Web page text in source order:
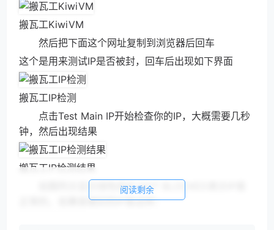
搬瓦工KiwiVM
然后把下面这个网址复制到浏览器后回车
这个是用来测试IP是否被封，回车后出现如下界面
搬瓦工IP检测
点击Test Main IP开始检查你的IP，大概需要几秒
钟，然后出现结果
搬瓦工IP检测结果
如图所示显示绿色的IP NOT BLOCKED表示IP是
正常的，如果是被封的IP是这样：
阅读剩余